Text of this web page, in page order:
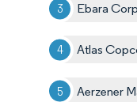
Ebara
Atlas
Aerzener